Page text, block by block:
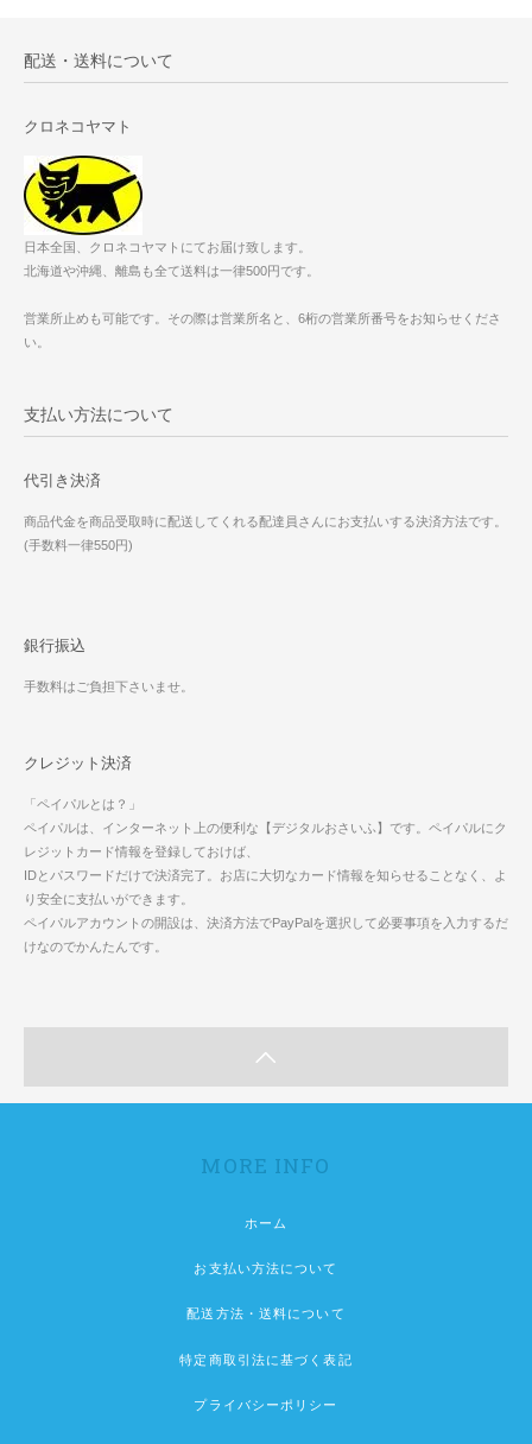
配送・送料について
クロネコヤマト
日本全国、クロネコヤマトにてお届け致します。
北海道や沖縄、離島も全て送料は一律500円です。
営業所止めも可能です。その際は営業所名と、6桁の営業所番号をお知らせくださ
い。
支払い方法について
代引き決済
商品代金を商品受取時に配送してくれる配達員さんにお支払いする決済方法です。
(手数料一律550円)
銀行振込
手数料はご負担下さいませ。
クレジット決済
「ペイパルとは？」
ペイパルは、インターネット上の便利な【デジタルおさいふ】です。ペイパルにク
レジットカード情報を登録しておけば、
IDとパスワードだけで決済完了。お店に大切なカード情報を知らせることなく、よ
り安全に支払いができます。
ペイパルアカウントの開設は、決済方法でPayPalを選択して必要事項を入力するだ
けなのでかんたんです。
MORE INFO
ホーム
お支払い方法について
配送方法・送料について
特定商取引法に基づく表記
プライバシーポリシー